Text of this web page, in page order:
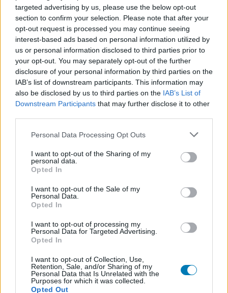
targeted advertising by us, please use the below opt-out
section to confirm your selection. Please note that after your
opt-out request is processed you may continue seeing
interest-based ads based on personal information utilized by
us or personal information disclosed to third parties prior to
your opt-out. You may separately opt-out of the further
disclosure of your personal information by third parties on the
IAB’s list of downstream participants. This information may
also be disclosed by us to third parties on the IAB’s List of
Downstream Participants that may further disclose it to other
Please note that this website/app uses one or more Google
not limited to your visit or usage behaviour. You may click to
grant or deny consent to Google and its third-party tags to
use your data for below specified purposes in below Google
consent section.
Personal Data Processing Opt Outs
I want to opt-out of the Sharing of my
personal data.
Opted In
I want to opt-out of the Sale of my
Personal Data.
Opted In
I want to opt-out of processing my
Personal Data for Targeted Advertising.
Opted In
I want to opt-out of Collection, Use,
Retention, Sale, and/or Sharing of my
Personal Data that Is Unrelated with the
Purposes for which it was collected.
Opted Out
jelek szerint országonkénti bontásban dolgozik, nem
globális adatokkal. A bemutatott amerikai listán a
Fortnite toronymagasan vezetett 14,6 millió játékossal,
mögötte a Grand Theft Auto V 5,13 millióval, a Minecraft
4,97 millióval, a Call of Duty: Black Ops 7 pedig 4,95
millióval szerepelt. A listán az Apex Legends, a Marvel
Rivals, a Battlefield 6 és az Arc Raiders is feltűnt.
Ha a funkció valóban mindenkihez eljut, az fontos
platformok eddig jóval zártabban kezelték a
játékosszámokat, mint a PC-s piac, ahol a Steam listái
régóta napi beszédtémát adnak a játékosoknak és a
fejlesztőknek is. A Sony ezzel egy olyan eszközt adhatna
a felhasználóknak, amely nemcsak kíváncsiságot elégít
ki, hanem segíthet eldönteni, melyik multiplayer játék él
igazán, és melyiknél csak a marketing hangos.
Azért a számokat óvatosan kell kezelni. Egyelőre
bétafunkcióról van szó, a Sony hivatalosan nem
jelentette be, hogy a widget mikor és milyen formában